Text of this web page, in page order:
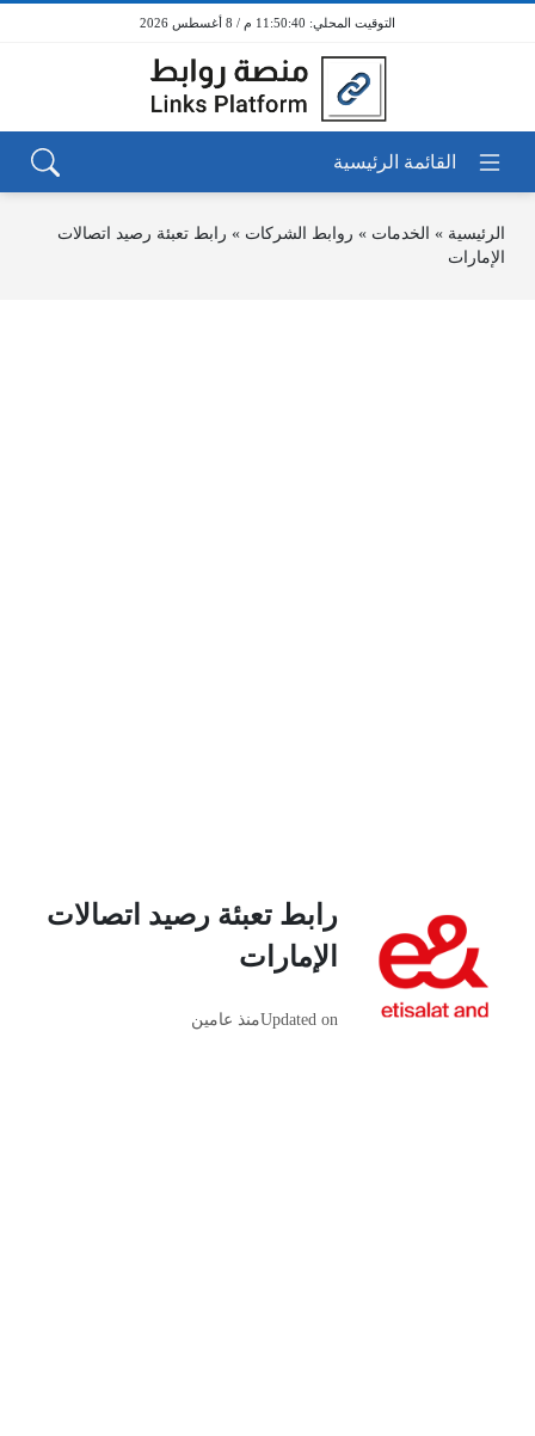
11:50:40 م / 8 أغسطس 2026
الرئيسية » الخدمات » روابط الشركات » رابط تعبئة رصيد اتصالات
الإمارات
رابط تعبئة رصيد اتصالات
الإمارات
Updated onمنذ عامين